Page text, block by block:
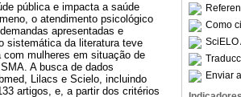
Como
SciELO
Enviar
pública e impacta a saúde
o atendimento psicológico
apresentadas e
sistemática da literatura teve
mulheres em situação de
A busca de dados
Lilacs e Scielo, incluindo
artigos, e, a partir dos critérios